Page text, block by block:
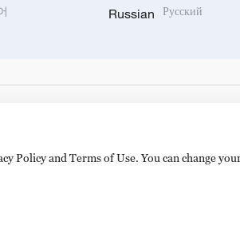
Russian Русский
Beijing, China. 100040
Policy and Terms of Use. You can change